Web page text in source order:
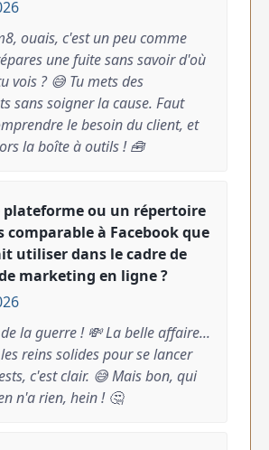
ouais, c'est un peu comme
une fuite sans savoir d'où
vois ? 😅 Tu mets des
sans soigner la cause. Faut
le besoin du client, et
la boîte à outils ! 🧰
plateforme ou un répertoire
comparable à Facebook que
utiliser dans le cadre de
marketing en ligne ?
la guerre ! 💸 La belle affaire...
reins solides pour se lancer
c'est clair. 😅 Mais bon, qui
n'a rien, hein ! 🤔